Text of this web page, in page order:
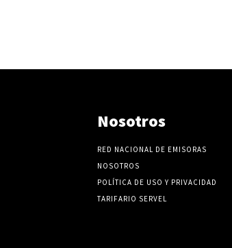
Nosotros
RED NACIONAL DE EMISORAS
NOSOTROS
POLÍTICA DE USO Y PRIVACIDAD
TARIFARIO SERVEL